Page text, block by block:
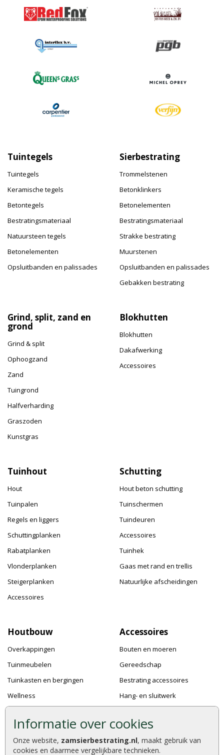
Informatie over cookies
Onze website, zamsierbestrating.nl, maakt gebruik van
cookies en daarmee vergelijkbare technieken.
Tuintegels
Tuintegels
Keramische tegels
Betontegels
Bestratingsmateriaal
Natuursteen tegels
Betonelementen
Opsluitbanden en palissades
Sierbestrating
Trommelstenen
Betonklinkers
Betonelementen
Bestratingsmateriaal
Strakke bestrating
Muurstenen
Opsluitbanden en palissades
Gebakken bestrating
Grind, split, zand en
grond
Grind & split
Ophoogzand
Zand
Tuingrond
Halfverharding
Graszoden
Kunstgras
Blokhutten
Blokhutten
Dakafwerking
Accessoires
Tuinhout
Hout
Tuinpalen
Regels en liggers
Schuttingplanken
Rabatplanken
Vlonderplanken
Steigerplanken
Accessoires
Schutting
Hout beton schutting
Tuinschermen
Tuindeuren
Accessoires
Tuinhek
Gaas met rand en trellis
Natuurlijke afscheidingen
Houtbouw
Overkappingen
Tuinmeubelen
Tuinkasten en bergingen
Wellness
Dierenverblijven
Pergola's
Accessoires
Bouten en moeren
Gereedschap
Bestrating accessoires
Hang- en sluitwerk
Verf en Beits
Dakafwerking